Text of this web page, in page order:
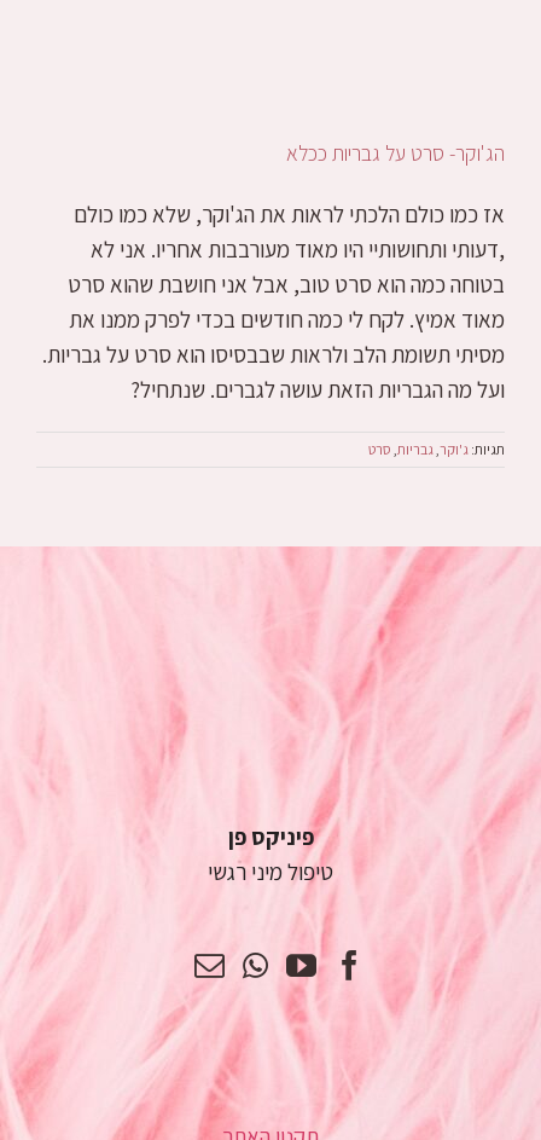
הג'וקר- סרט על גבריות ככלא
אז כמו כולם הלכתי לראות את הג'וקר, שלא כמו כולם
,דעותי ותחושותיי היו מאוד מעורבבות אחריו. אני לא
בטוחה כמה הוא סרט טוב, אבל אני חושבת שהוא סרט
מאוד אמיץ. לקח לי כמה חודשים בכדי לפרק ממנו את
מסיתי תשומת הלב ולראות שבבסיסו הוא סרט על גבריות.
ועל מה הגבריות הזאת עושה לגברים. שנתחיל?
תגיות: ג'וקר,גבריות, סרט
פיניקס פן
טיפול מיני רגשי